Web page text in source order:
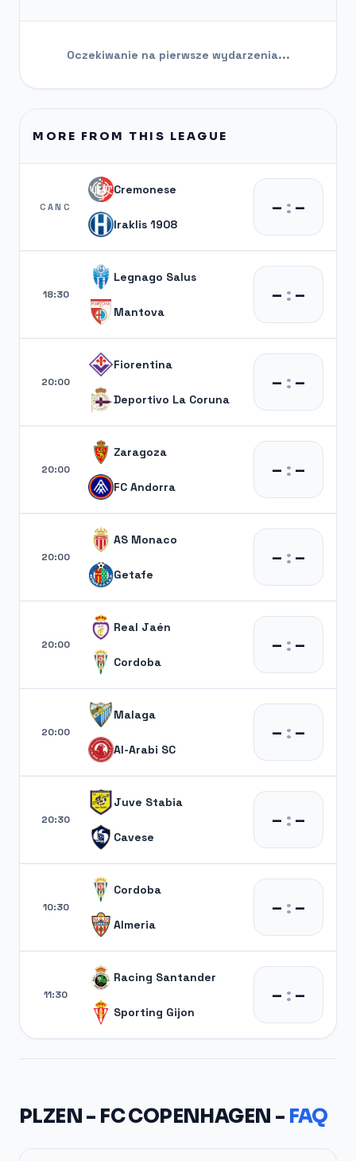
Oczekiwanie na pierwsze wydarzenia...
MORE FROM THIS LEAGUE
CANC
Cremonese
Iraklis 1908
– :–
18:30
Legnago Salus
Mantova
– :–
20:00
Fiorentina
Deportivo La Coruna
– :–
20:00
Zaragoza
FC Andorra
– :–
20:00
AS Monaco
Getafe
– :–
20:00
Real Jaén
Cordoba
– :–
20:00
Malaga
Al-Arabi SC
– :–
20:30
Juve Stabia
Cavese
– :–
10:30
Cordoba
Almeria
– :–
11:30
Racing Santander
Sporting Gijon
– :–
PLZEN - FC COPENHAGEN - FAQ